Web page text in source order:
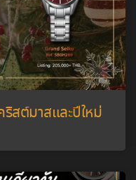
สต์มาสและปีใหม่